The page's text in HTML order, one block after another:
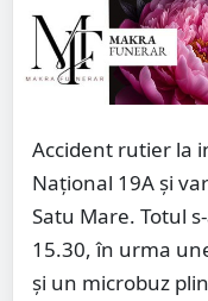
Accident rutier la
Național 19A și
Satu Mare. Totul
15.30, în urma
și un microbuz